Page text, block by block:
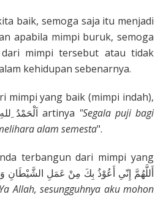
baik, semoga saja itu menjadi
apabila mimpi buruk, semoga
mimpi tersebut atau tidak
kehidupan sebenarnya.
mimpi yang baik (mimpi indah),
bacalah اَلْحَمْدُ ِللهِ رَبّ ِالْعَالَمِيْنَ artinya "Segala puji bagi
alam semesta".
terbangun dari mimpi yang
Allah, sesungguhnya aku mohon